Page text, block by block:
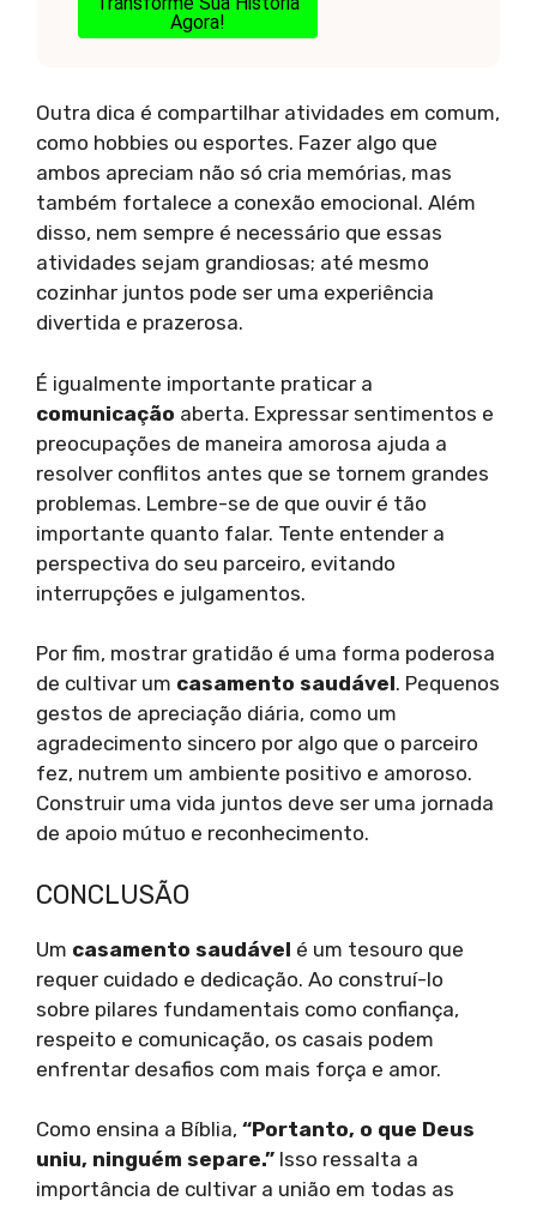
Agora!
Outra dica é compartilhar atividades em comum,
como hobbies ou esportes. Fazer algo que
ambos apreciam não só cria memórias, mas
também fortalece a conexão emocional. Além
disso, nem sempre é necessário que essas
atividades sejam grandiosas; até mesmo
cozinhar juntos pode ser uma experiência
divertida e prazerosa.
É igualmente importante praticar a
comunicação aberta. Expressar sentimentos e
preocupações de maneira amorosa ajuda a
resolver conflitos antes que se tornem grandes
problemas. Lembre-se de que ouvir é tão
importante quanto falar. Tente entender a
perspectiva do seu parceiro, evitando
interrupções e julgamentos.
Por fim, mostrar gratidão é uma forma poderosa
de cultivar um casamento saudável. Pequenos
gestos de apreciação diária, como um
agradecimento sincero por algo que o parceiro
fez, nutrem um ambiente positivo e amoroso.
Construir uma vida juntos deve ser uma jornada
de apoio mútuo e reconhecimento.
CONCLUSÃO
Um casamento saudável é um tesouro que
requer cuidado e dedicação. Ao construí-lo
sobre pilares fundamentais como confiança,
respeito e comunicação, os casais podem
enfrentar desafios com mais força e amor.
Como ensina a Bíblia, “Portanto, o que Deus
uniu, ninguém separe.” Isso ressalta a
importância de cultivar a união em todas as